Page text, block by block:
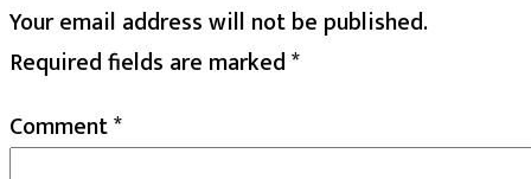
Your email address will not be published.
Required fields are marked*
Comment*